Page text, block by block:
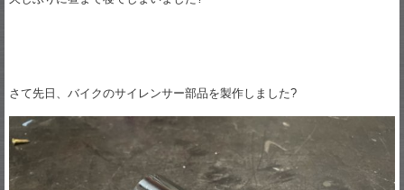
さて先日、バイクのサイレンサー部品を製作しました?